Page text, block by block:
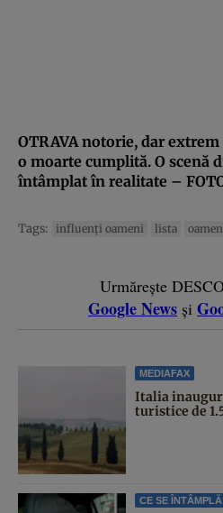
OTRAVA notorie, dar
o moarte cumplită. O scenă
întâmplat în realitate –
Tags: influenţi oameni lista
Urmărește
Google News și
MEDIAFAX
Italia
turistice de
CE SE